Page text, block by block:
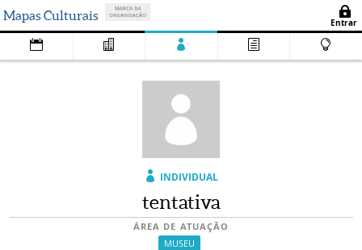
Mapas Culturais
INDIVIDUAL
tentativa
ÁREA DE ATUAÇÃO
MUSEU